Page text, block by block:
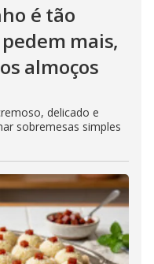
é tão
mais,
almoços
delicado e
sobremesas simples